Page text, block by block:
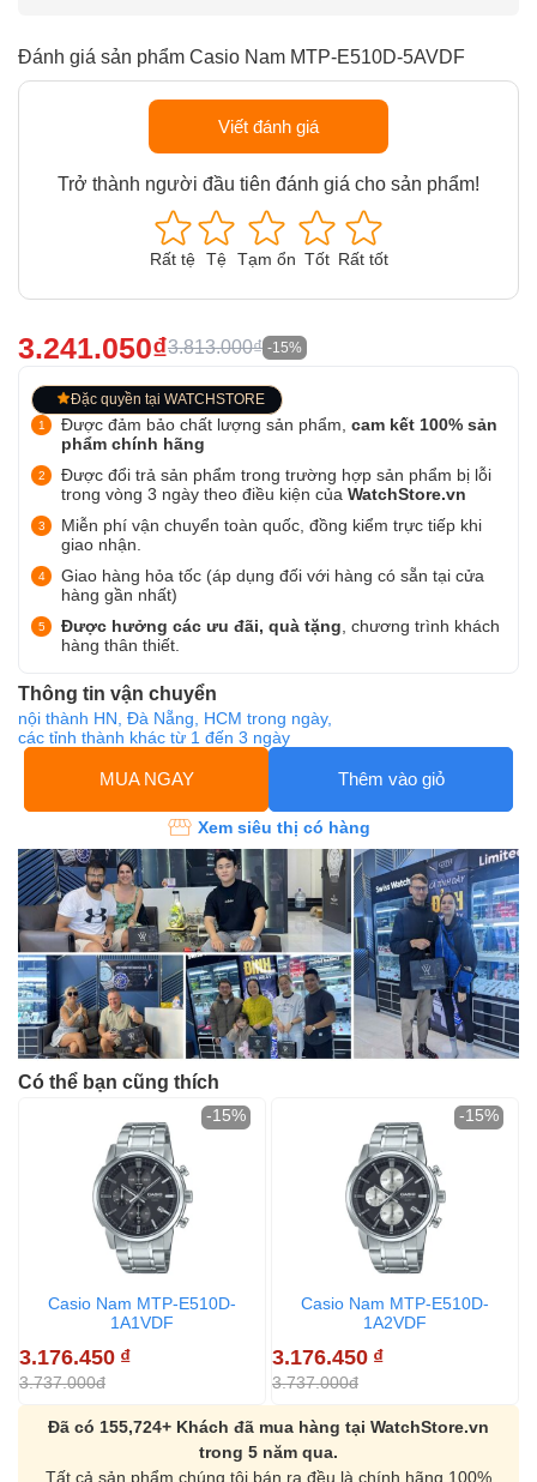
Đánh giá sản phẩm Casio Nam MTP-E510D-5AVDF
Viết đánh giá
Trở thành người đầu tiên đánh giá cho sản phẩm!
Rất tệ Tệ Tạm ổn Tốt Rất tốt
3.241.050₫3.813.000₫ -15%
Đặc quyền tại WATCHSTORE
Được đảm bảo chất lượng sản phẩm, cam kết 100% sản
phẩm chính hãng
Được đổi trả sản phẩm trong trường hợp sản phẩm bị lỗi
trong vòng 3 ngày theo điều kiện của WatchStore.vn
Miễn phí vận chuyển toàn quốc, đồng kiểm trực tiếp khi
giao nhận.
Giao hàng hỏa tốc (áp dụng đối với hàng có sẵn tại cửa
hàng gần nhất)
Được hưởng các ưu đãi, quà tặng , chương trình khách
hàng thân thiết.
Thông tin vận chuyển
nội thành HN, Đà Nẵng, HCM trong ngày,
các tỉnh thành khác từ 1 đến 3 ngày
MUA NGAY Thêm vào giỏ
Xem siêu thị có hàng
Có thể bạn cũng thích
Casio Nam MTP-E510D-
1A1VDF
3.176.450 ₫
3.737.000đ
-15%
Casio Nam MTP-E510D-
1A2VDF
3.176.450 ₫
3.737.000đ
-15%
Đã có 155,724+ Khách đã mua hàng tại WatchStore.vn
trong 5 năm qua.
Tất cả sản phẩm chúng tôi bán ra đều là chính hãng 100%